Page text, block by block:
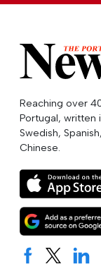
Reaching over
Portugal, written
Swedish,
Chinese.